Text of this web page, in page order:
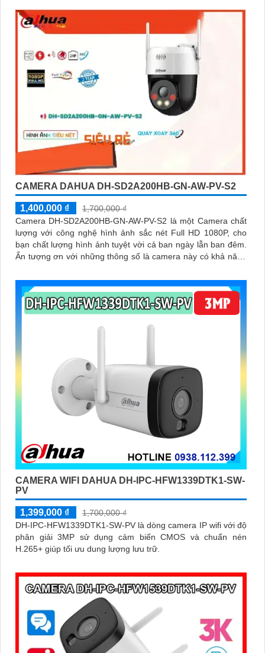
cưng với độ chính xác cao
CAMERA DAHUA DH-SD2A200HB-GN-AW-PV-S2
1,400,000 ₫
1,700,000 ₫
Camera DH-SD2A200HB-GN-AW-PV-S2 là một Camera chất
lượng với công nghệ hình ảnh sắc nét Full HD 1080P, cho
bạn chất lượng hình ảnh tuyệt vời cả ban ngày lẫn ban đêm.
Ấn tượng ơn với những thông số là camera này có khả năng
vào ban đêm
CAMERA WIFI DAHUA DH-IPC-HFW1339DTK1-SW-
PV
1,399,000 ₫
1,700,000 ₫
DH-IPC-HFW1339DTK1-SW-PV là dòng camera IP wifi với độ
phân giải 3MP sử dụng cảm biến CMOS và chuẩn nén
H.265+ giúp tối ưu dung lượng lưu trữ.